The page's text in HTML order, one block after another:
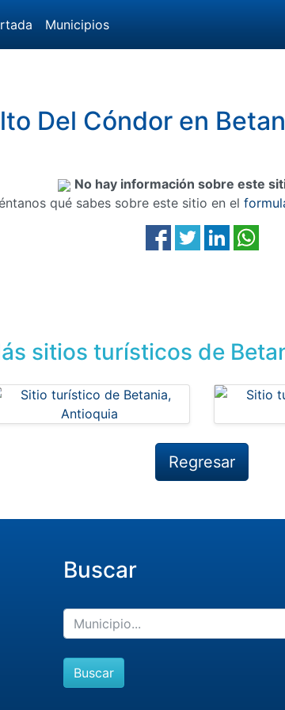
Municipios
Del Cóndor en
No hay información sobre este
qué sabes sobre este sitio en el
sitios turísticos de
Regresar
Buscar
Buscar